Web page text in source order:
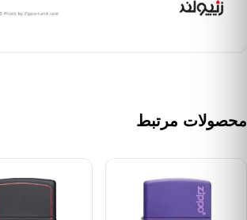
محصولات مرتبط